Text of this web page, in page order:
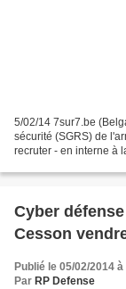
5/02/14 7sur7.be
sécurité (SGRS) de
recruter - en interne à
Cyber
Cesson
Publié le 05/02/2014
Par RP Defense